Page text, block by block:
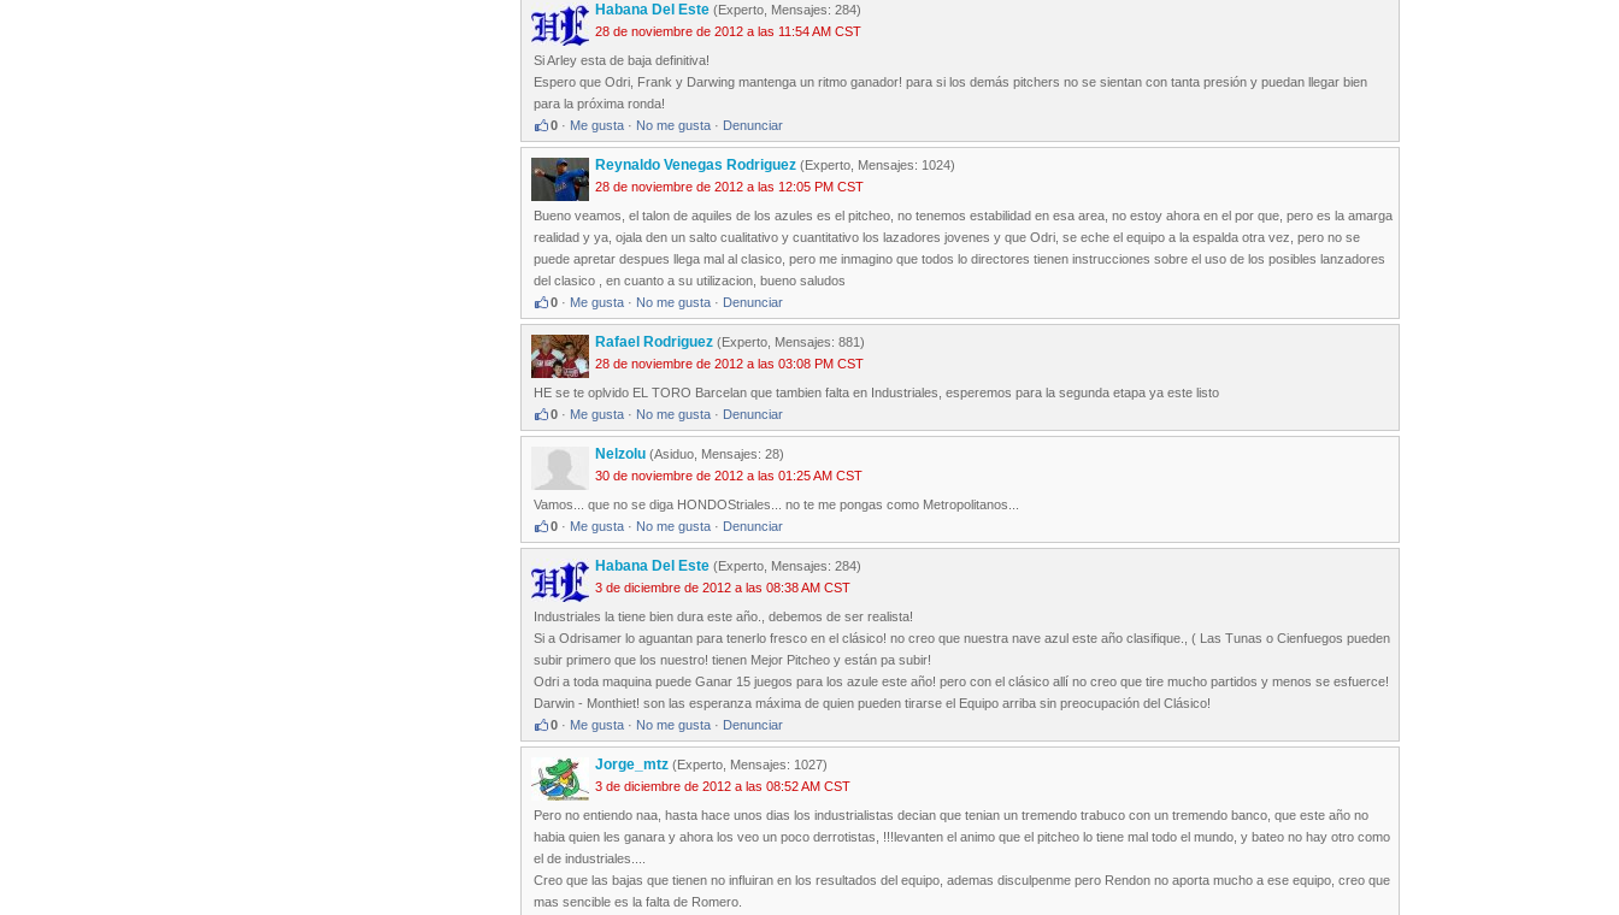
Habana Del Este (Experto, Mensajes: 284)
28 de noviembre de 2012 a las 11:54 AM CST
Si Arley esta de baja definitiva!
Espero que Odri, Frank y Darwing mantenga un ritmo ganador! para si los demás pitchers no se sientan con tanta presión y puedan llegar bien
para la próxima ronda!
0 · Me gusta · No me gusta · Denunciar
Reynaldo Venegas Rodriguez (Experto, Mensajes: 1024)
28 de noviembre de 2012 a las 12:05 PM CST
Bueno veamos, el talon de aquiles de los azules es el pitcheo, no tenemos estabilidad en esa area, no estoy ahora en el por que, pero es la amarga
realidad y ya, ojala den un salto cualitativo y cuantitativo los lazadores jovenes y que Odri, se eche el equipo a la espalda otra vez, pero no se
puede apretar despues llega mal al clasico, pero me inmagino que todos lo directores tienen instrucciones sobre el uso de los posibles lanzadores
del clasico , en cuanto a su utilizacion, bueno saludos
0 · Me gusta · No me gusta · Denunciar
Rafael Rodriguez (Experto, Mensajes: 881)
28 de noviembre de 2012 a las 03:08 PM CST
HE se te oplvido EL TORO Barcelan que tambien falta en Industriales, esperemos para la segunda etapa ya este listo
0 · Me gusta · No me gusta · Denunciar
Nelzolu (Asiduo, Mensajes: 28)
30 de noviembre de 2012 a las 01:25 AM CST
Vamos... que no se diga HONDOStriales... no te me pongas como Metropolitanos...
0 · Me gusta · No me gusta · Denunciar
Habana Del Este (Experto, Mensajes: 284)
3 de diciembre de 2012 a las 08:38 AM CST
Industriales la tiene bien dura este año., debemos de ser realista!
Si a Odrisamer lo aguantan para tenerlo fresco en el clásico! no creo que nuestra nave azul este año clasifique., ( Las Tunas o Cienfuegos pueden
subir primero que los nuestro! tienen Mejor Pitcheo y están pa subir!
Odri a toda maquina puede Ganar 15 juegos para los azule este año! pero con el clásico allí no creo que tire mucho partidos y menos se esfuerce!
Darwin - Monthiet! son las esperanza máxima de quien pueden tirarse el Equipo arriba sin preocupación del Clásico!
0 · Me gusta · No me gusta · Denunciar
Jorge_mtz (Experto, Mensajes: 1027)
3 de diciembre de 2012 a las 08:52 AM CST
Pero no entiendo naa, hasta hace unos dias los industrialistas decian que tenian un tremendo trabuco con un tremendo banco, que este año no
habia quien les ganara y ahora los veo un poco derrotistas, !!!levanten el animo que el pitcheo lo tiene mal todo el mundo, y bateo no hay otro como
el de industriales....
Creo que las bajas que tienen no influiran en los resultados del equipo, ademas disculpenme pero Rendon no aporta mucho a ese equipo, creo que
mas sencible es la falta de Romero.